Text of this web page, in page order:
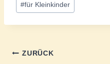
#für Kleinkinder
Beitrags-
ZURÜCK